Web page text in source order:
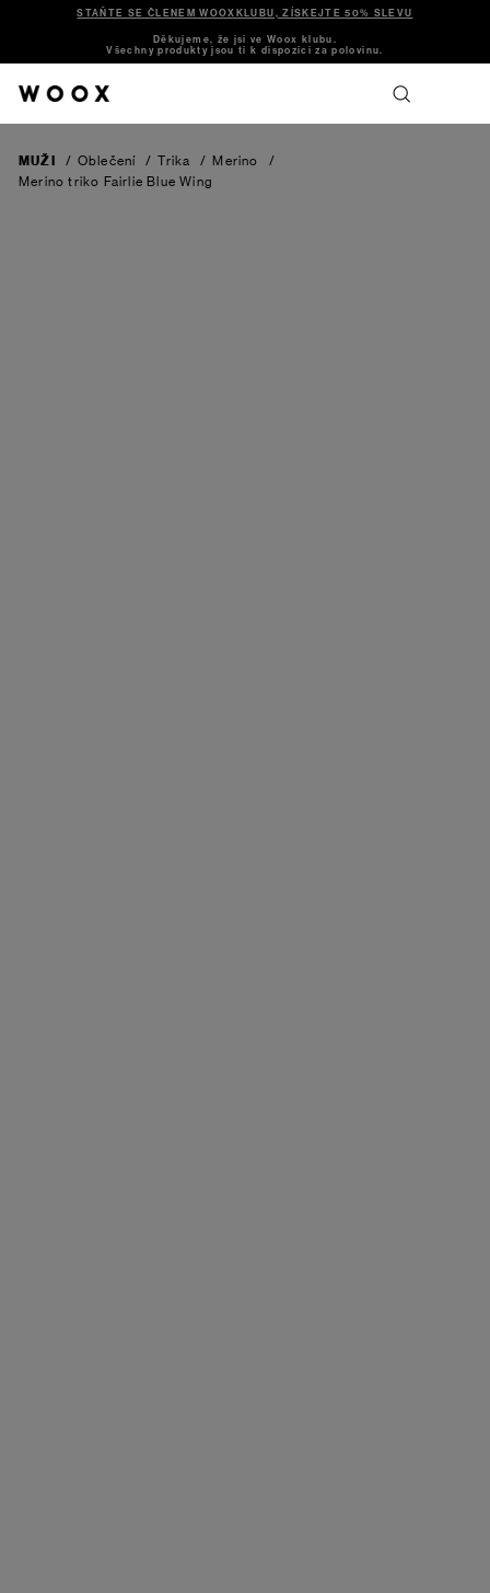
STAŇTE SE ČLENEM WOOXKLUBU, ZÍSKEJTE 50% SLEVU
Děkujeme, že jsi ve Woox klubu.
Všechny produkty jsou ti k dispozici za polovinu.
MUŽI / Oblečení / Trika / Merino
/
Merino triko Fairlie Blue Wing